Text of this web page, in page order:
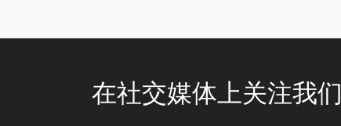
在社交媒体上关注我们